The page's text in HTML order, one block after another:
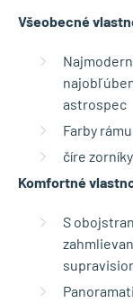
Všeobecné
astrospec
Farby
číre zorníky
Komfortné
S